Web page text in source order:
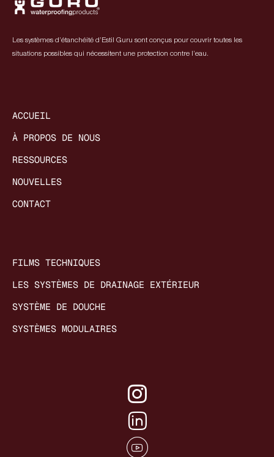
Les systèmes d’étanchéité d’Estil Guru sont conçus pour couvrir toutes les
situations possibles qui nécessitent une protection contre l’eau.
ACCUEIL
À PROPOS DE NOUS
RESSOURCES
NOUVELLES
CONTACT
FILMS TECHNIQUES
LES SYSTÈMES DE DRAINAGE EXTÉRIEUR
SYSTÈME DE DOUCHE
SYSTÈMES MODULAIRES